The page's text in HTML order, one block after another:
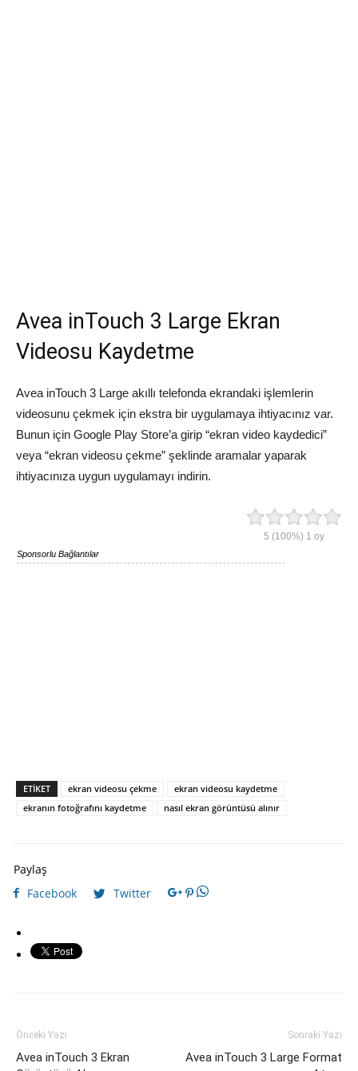
Avea inTouch 3 Large Ekran
Videosu Kaydetme
Avea inTouch 3 Large akıllı telefonda ekrandaki işlemlerin
videosunu çekmek için ekstra bir uygulamaya ihtiyacınız var.
Bunun için Google Play Store’a girip “ekran video kaydedici”
veya “ekran videosu çekme” şeklinde aramalar yaparak
ihtiyacınıza uygun uygulamayı indirin.
5 (100%) 1 oy
Sponsorlu Bağlantılar
ETIKET ekran videosu çekme
ekran videosu kaydetme
ekranın fotoğrafını kaydetme
nasıl ekran görüntüsü alınır
Paylaş
Facebook
Twitter
Önceki Yazı
Avea inTouch 3 Ekran
Sonraki Yazı
Avea inTouch 3 Large Format